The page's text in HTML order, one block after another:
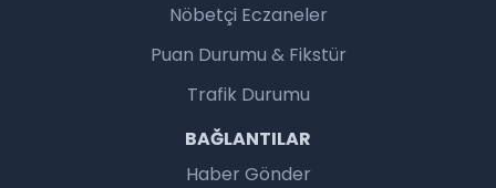
Nöbetçi Eczaneler
Puan Durumu & Fikstür
Trafik Durumu
BAĞLANTILAR
Haber Gönder